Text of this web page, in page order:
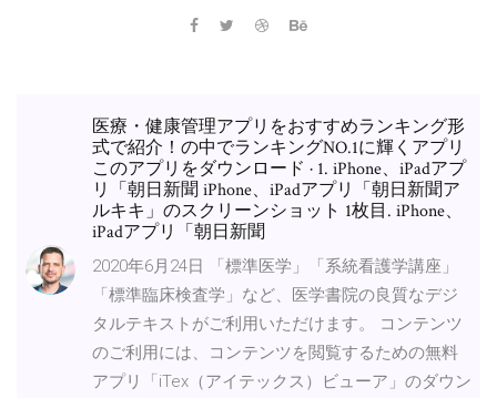
医療・健康管理アプリをおすすめランキング形
式で紹介！の中でランキングNO.1に輝くアプリ
このアプリをダウンロード · 1. iPhone、iPadアプ
リ「朝日新聞 iPhone、iPadアプリ「朝日新聞ア
ルキキ」のスクリーンショット 1枚目. iPhone、
iPadアプリ「朝日新聞
2020年6月24日 「標準医学」「系統看護学講座」
「標準臨床検査学」など、医学書院の良質なデジ
タルテキストがご利用いただけます。 コンテンツ
のご利用には、コンテンツを閲覧するための無料
アプリ「iTex（アイテックス）ビューア」のダウン